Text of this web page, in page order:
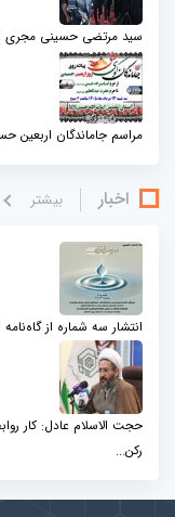
سید مرتضی حسینی مجری
مراسم جاماندگان اربعین
اخبار بيشتر
انتشار سه شماره از
حجت الاسلام عادل: کار
رکن...